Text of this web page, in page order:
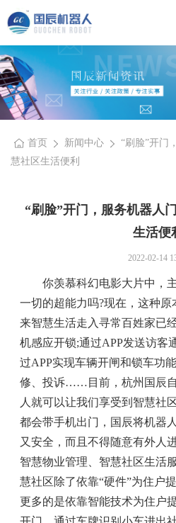
首页 新闻中心
“刷脸”开门
慧社区生活便利
“刷脸”开门，服务机器人
生活便
2022-02-14
你羡慕科幻电影大片中，
一切的超能力吗?现在，这种
来智慧生活走入寻常百姓家已
机感应开锁;通过APP发送访客
过APP实现车辆开闸和锁车功
修、投诉……目前，杭州国辰
人就可以让我们享受到智慧社
都会带手机出门，国辰将机器
又安全，而且不得随意有外人
智慧物业管理、智慧社区生活
慧社区除了依靠“硬件”为住户
更多的是依靠智能技术为住户